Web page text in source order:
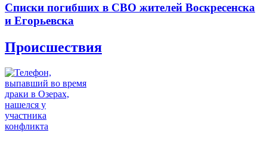
Списки погибших в СВО жителей Воскресенска
и Егорьевска
Происшествия